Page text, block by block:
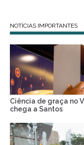
NOTÍCIAS IMPORTANTES
Ciência de graça no
chega a Santos